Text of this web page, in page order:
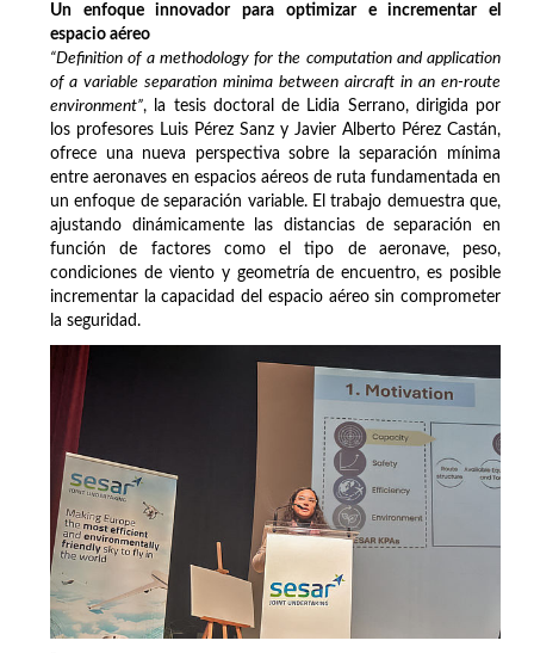
Un enfoque innovador para optimizar e incrementar el
espacio aéreo
“Definition of a methodology for the computation and application
of a variable separation minima between aircraft in an en-route
environment”, la tesis doctoral de Lidia Serrano, dirigida por
los profesores Luis Pérez Sanz y Javier Alberto Pérez Castán,
ofrece una nueva perspectiva sobre la separación mínima
entre aeronaves en espacios aéreos de ruta fundamentada en
un enfoque de separación variable. El trabajo demuestra que,
ajustando dinámicamente las distancias de separación en
función de factores como el tipo de aeronave, peso,
condiciones de viento y geometría de encuentro, es posible
incrementar la capacidad del espacio aéreo sin comprometer
la seguridad.